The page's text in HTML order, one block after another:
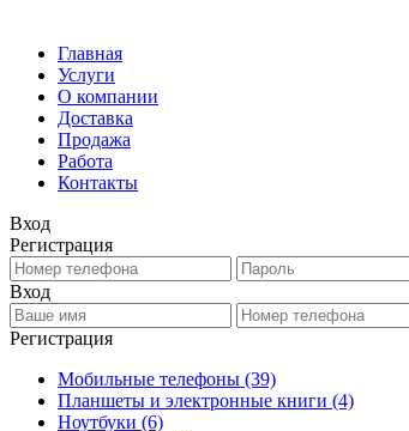
Главная
Услуги
О компании
Доставка
Продажа
Работа
Контакты
Вход
Регистрация
Вход
Регистрация
Мобильные телефоны (39)
Планшеты и электронные книги (4)
Ноутбуки (6)